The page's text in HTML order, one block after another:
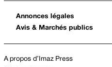
Annonces légales
Avis & Marchés publics
A propos d’Imaz Press